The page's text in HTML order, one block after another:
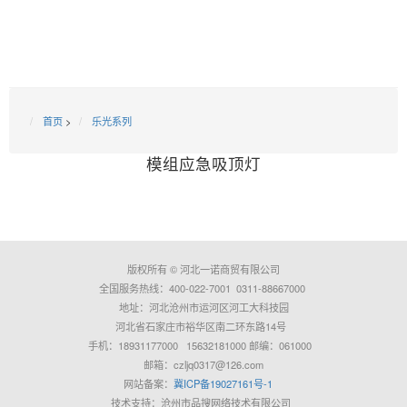
首页 > 乐光系列
模组应急吸顶灯
版权所有 © 河北一诺商贸有限公司
全国服务热线：400-022-7001 0311-88667000
地址：河北沧州市运河区河工大科技园
河北省石家庄市裕华区南二环东路14号
手机：18931177000 15632181000 邮编：061000
邮箱：czljq0317@126.com
网站备案： 冀ICP备19027161号-1
技术支持：沧州市品搜网络技术有限公司